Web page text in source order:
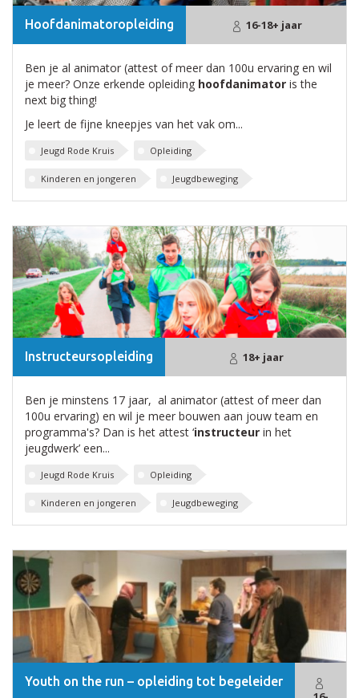
Hoofdanimatoropleiding 16-18+ jaar
Ben je al animator (attest of meer dan 100u ervaring en wil
je meer? Onze erkende opleiding hoofdanimator is the
next big thing!
Je leert de fijne kneepjes van het vak om...
Jeugd Rode Kruis Opleiding
Kinderen en jongeren Jeugdbeweging
Instructeursopleiding 18+ jaar
Ben je minstens 17 jaar, al animator (attest of meer dan
100u ervaring) en wil je meer bouwen aan jouw team en
programma's? Dan is het attest ‘instructeur in het
jeugdwerk’ een...
Jeugd Rode Kruis Opleiding
Kinderen en jongeren Jeugdbeweging
Youth on the run – opleiding tot begeleider